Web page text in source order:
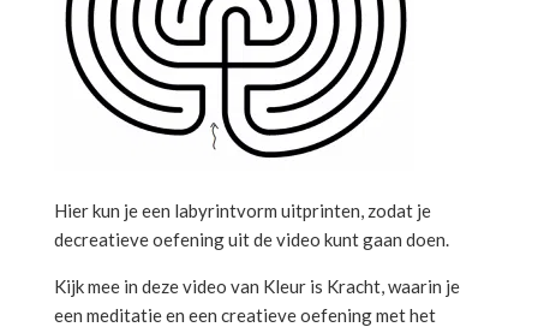
Hier kun je een labyrintvorm uitprinten, zodat je
decreatieve oefening uit de video kunt gaan doen.
Kijk mee in deze video van Kleur is Kracht, waarin je
een meditatie en een creatieve oefening met het